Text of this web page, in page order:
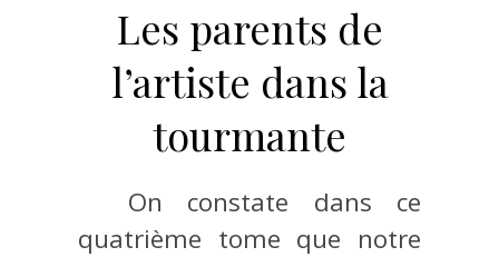
Les parents de
l’artiste dans la
tourmante
On constate dans ce
quatrième tome que notre